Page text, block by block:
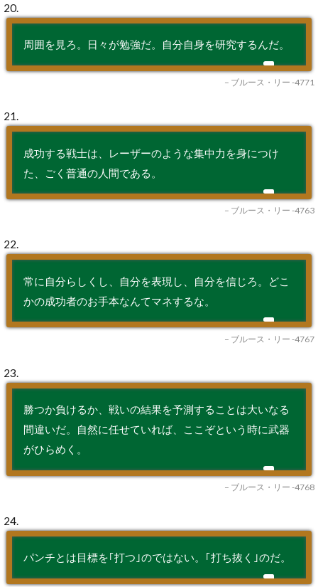
20.
周囲を見ろ。日々が勉強だ。自分自身を研究するんだ。
– ブルース・リー -4771
21.
成功する戦士は、レーザーのような集中力を身につけ
た、ごく普通の人間である。
– ブルース・リー -4763
22.
常に自分らしくし、自分を表現し、自分を信じろ。どこ
かの成功者のお手本なんてマネするな。
– ブルース・リー -4767
23.
勝つか負けるか、戦いの結果を予測することは大いなる
間違いだ。自然に任せていれば、ここぞという時に武器
がひらめく。
– ブルース・リー -4768
24.
パンチとは目標を｢打つ｣のではない。｢打ち抜く｣のだ。